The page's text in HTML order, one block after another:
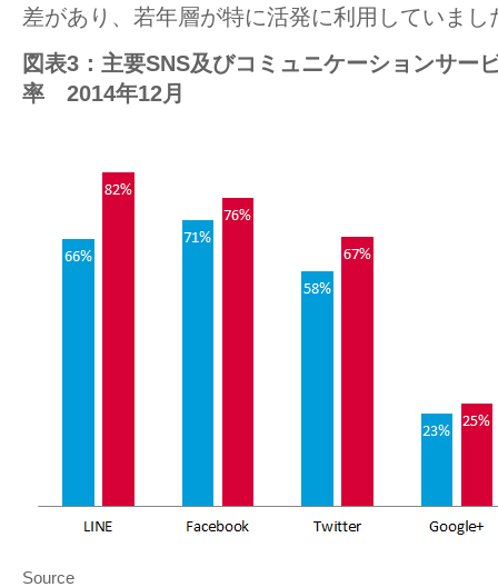
差があり、若年層が特に活発に利用していまし
図表3：主要SNS及びコミュニケーションサ
率 2014年12月
Source